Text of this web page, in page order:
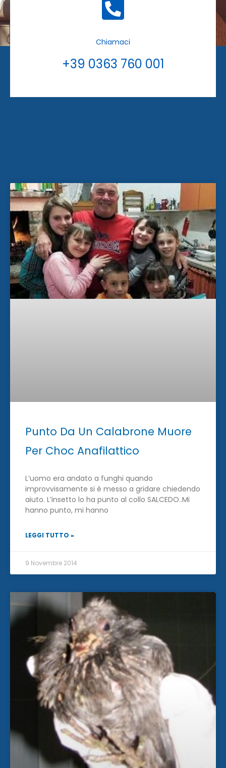
Chiamaci
+39 0363 760 001
Punto Da Un Calabrone Muore
Per Choc Anafilattico
L’uomo era andato a funghi quando
improvvisamente si è messo a gridare chiedendo
aiuto. L’insetto lo ha punto al collo SALCEDO..Mi
hanno punto, mi hanno
LEGGI TUTTO »
9 Novembre 2014
Pagina
PaginaPagina
Pagina